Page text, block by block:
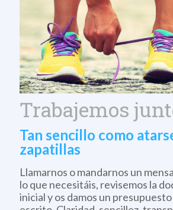
Trabajemos
Tan sencillo como
zapatillas
Llamarnos o mandarnos un
lo que necesitáis, revisemos la
inicial y os damos un